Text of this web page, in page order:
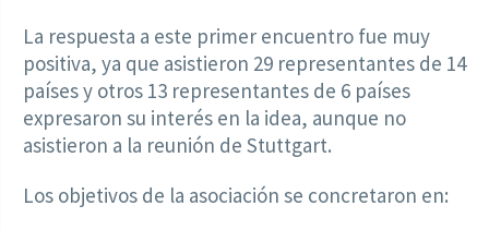
La respuesta a este primer encuentro fue muy
positiva, ya que asistieron 29 representantes de 14
países y otros 13 representantes de 6 países
expresaron su interés en la idea, aunque no
asistieron a la reunión de Stuttgart.
Los objetivos de la asociación se concretaron en: